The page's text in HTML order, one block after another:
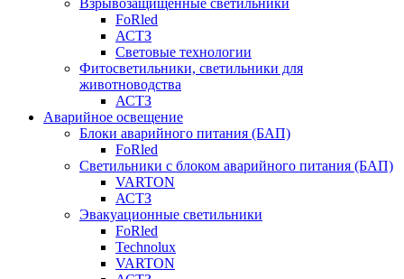
Взрывозащищенные светильники
FoRled
АСТЗ
Световые технологии
Фитосветильники, светильники для
животноводства
АСТЗ
Аварийное освещение
Блоки аварийного питания (БАП)
FoRled
Светильники с блоком аварийного питания (БАП)
VARTON
АСТЗ
Эвакуационные светильники
FoRled
Technolux
VARTON